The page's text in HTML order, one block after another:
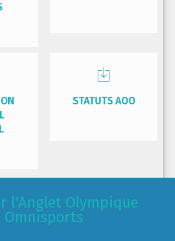
STATUTS AOO
l'Anglet Olympique
Omnisports